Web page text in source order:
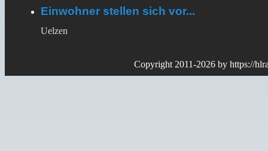
Einwohner stellen sich vor...
Uelzen
Copyright 2011-2026 by https://